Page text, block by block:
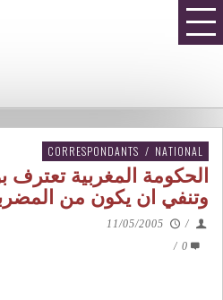
CORRESPONDANTS / NATIONAL
الحكومة المغربية
وتنفي ان يكون من
/
11/05/2005
0
/